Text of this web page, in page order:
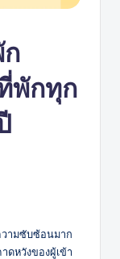
พักทุก
วามซับซ้อนมาก
ดหวังของผู้เข้า